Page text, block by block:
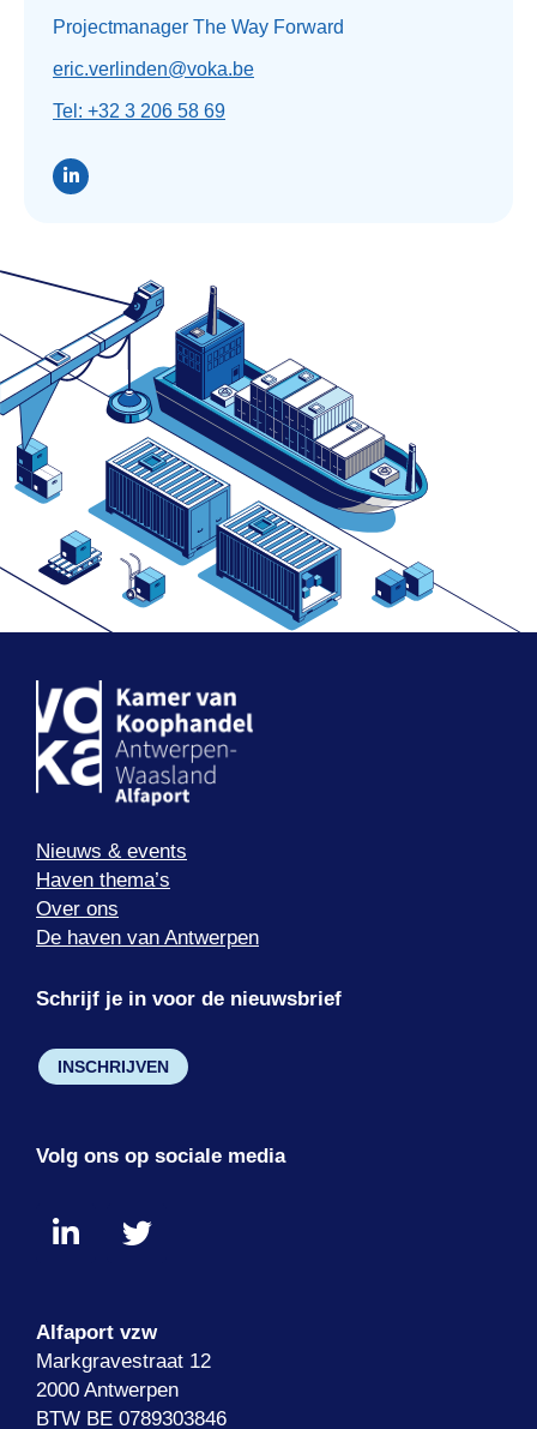
Projectmanager The Way Forward
eric.verlinden@voka.be
Tel: +32 3 206 58 69
Nieuws & events
Haven thema’s
Over ons
De haven van Antwerpen
Schrijf je in voor de nieuwsbrief
INSCHRIJVEN
Volg ons op sociale media
Alfaport vzw
Markgravestraat 12
2000 Antwerpen
BTW BE 0789303846